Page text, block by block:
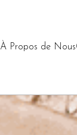
À Propos de Nous